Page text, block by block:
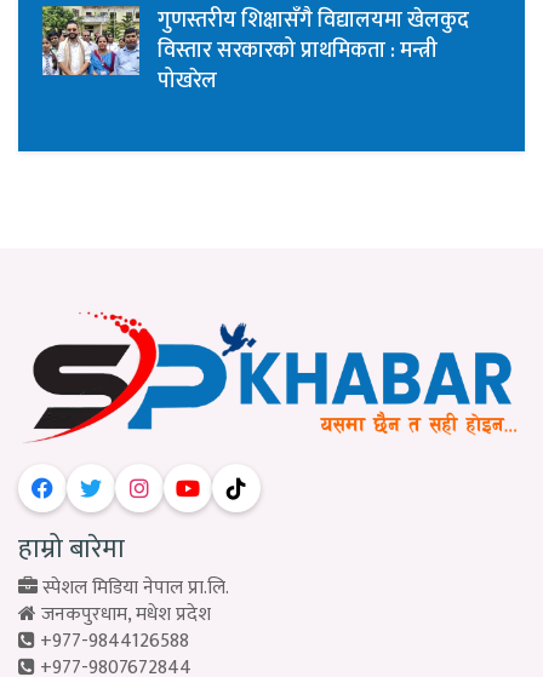
गुणस्तरीय शिक्षासँगै विद्यालयमा खेलकुद
विस्तार सरकारको प्राथमिकता : मन्त्री
पोखरेल
हाम्रो बारेमा
स्पेशल मिडिया नेपाल प्रा.लि.
जनकपुरधाम, मधेश प्रदेश
+977-9844126588
+977-9807672844